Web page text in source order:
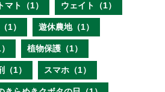
トマト（1） ウェイト（1）
1） 遊休農地（1）
植物保護（1）
（1） スマホ（1）